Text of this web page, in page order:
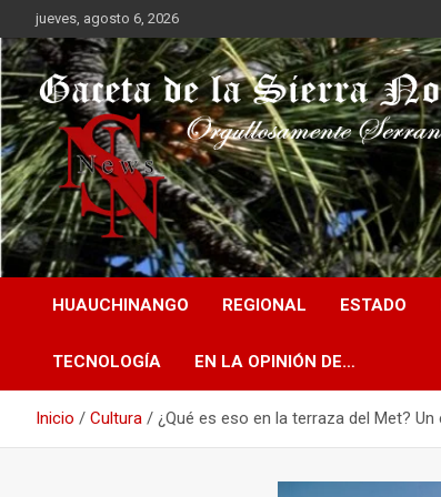
Saltar
al
contenido
jueves, agosto 6, 2026
Gaceta de la Sierra
Orgullosamente Serranos
HUAUCHINANGO REGIONAL ESTADO
TECNOLOGÍA EN LA OPINIÓN DE…
Inicio Cultura ¿Qué es eso en la terraza del Met?